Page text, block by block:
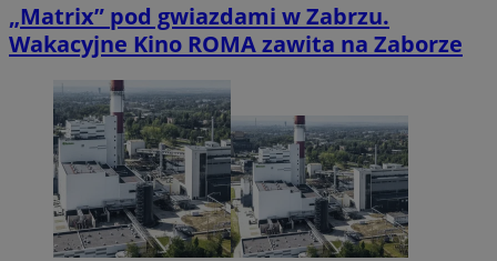
„Matrix” pod gwiazdami w Zabrzu.
Wakacyjne Kino ROMA zawita na Zaborze